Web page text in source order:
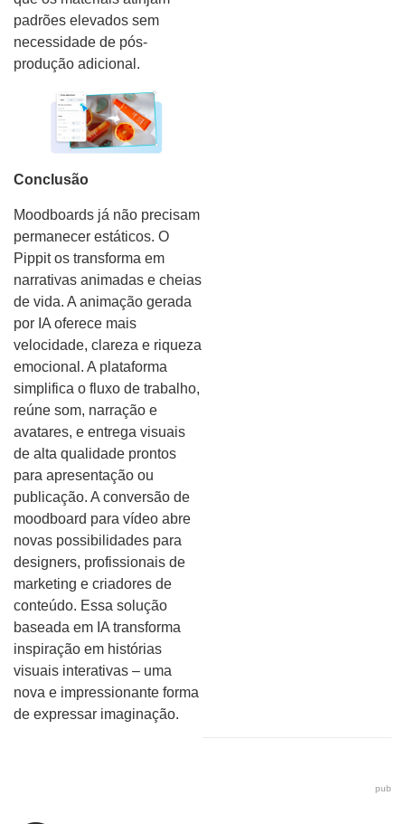
padrões elevados sem
necessidade de pós-
produção adicional.
Conclusão
Moodboards já não precisam
permanecer estáticos. O
Pippit os transforma em
narrativas animadas e cheias
de vida. A animação gerada
por IA oferece mais
velocidade, clareza e riqueza
emocional. A plataforma
simplifica o fluxo de trabalho,
reúne som, narração e
avatares, e entrega visuais
de alta qualidade prontos
para apresentação ou
publicação. A conversão de
moodboard para vídeo abre
novas possibilidades para
designers, profissionais de
marketing e criadores de
conteúdo. Essa solução
baseada em IA transforma
inspiração em histórias
visuais interativas – uma
nova e impressionante forma
de expressar imaginação.
pub